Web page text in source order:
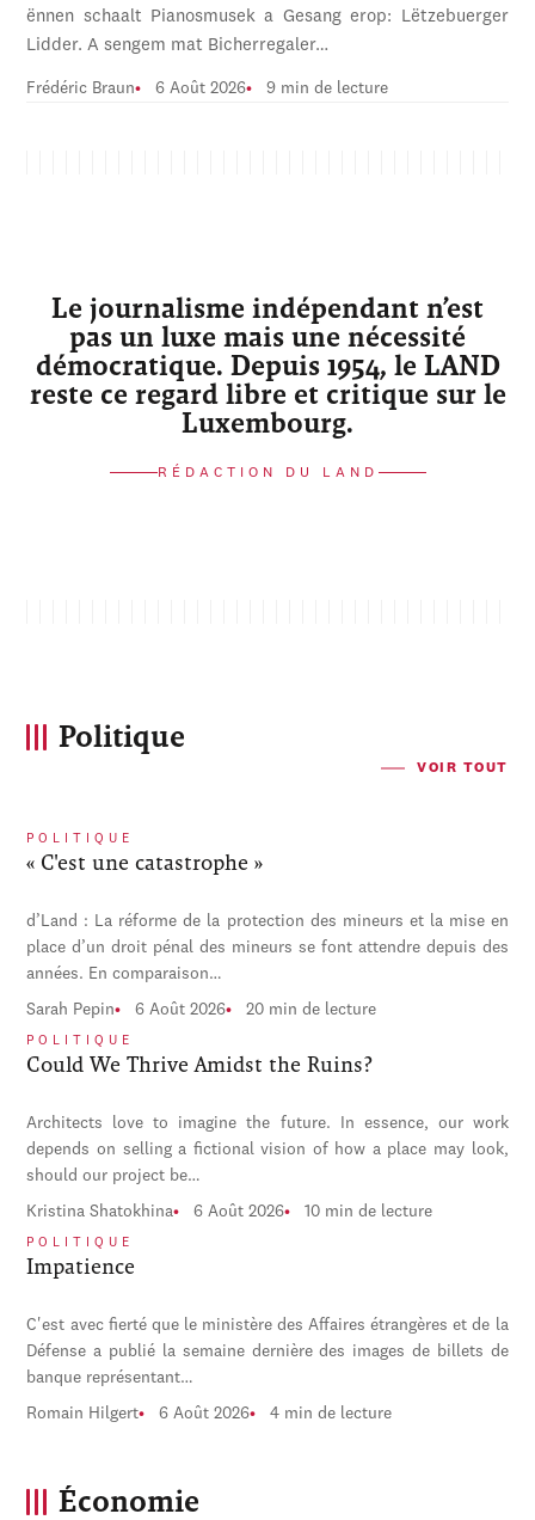
ënnen schaalt Pianosmusek a Gesang erop: Lëtzebuerger
Lidder. A sengem mat Bicherregaler…
Frédéric Braun 6 Août 2026 9 min de lecture
Le journalisme indépendant n’est
pas un luxe mais une nécessité
démocratique. Depuis 1954, le LAND
reste ce regard libre et critique sur le
Luxembourg.
RÉDACTION DU LAND
Politique
VOIR TOUT
POLITIQUE
« C'est une catastrophe »
d’Land : La réforme de la protection des mineurs et la mise en
place d’un droit pénal des mineurs se font attendre depuis des
années. En comparaison…
Sarah Pepin 6 Août 2026 20 min de lecture
POLITIQUE
Could We Thrive Amidst the Ruins?
Architects love to imagine the future. In essence, our work
depends on selling a fictional vision of how a place may look,
should our project be…
Kristina Shatokhina 6 Août 2026 10 min de lecture
POLITIQUE
Impatience
C'est avec fierté que le ministère des Affaires étrangères et de la
Défense a publié la semaine dernière des images de billets de
banque représentant…
Romain Hilgert 6 Août 2026 4 min de lecture
Économie